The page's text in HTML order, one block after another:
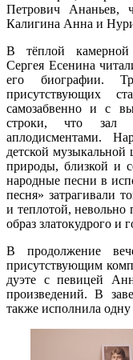
Петрович
Калигина Анна и
В тёплой камерной
Сергея Есенина
его биографии.
присутствующих
самозабвенно и с
строки, что зал
аплодисментами.
детской
природы, близкой и
народные песни в
песня» затрагивали
и теплотой, невольно
образ златокудрого и
В продолжение
присутствующим
дуэте с певицей
произведений. В
также исполнила